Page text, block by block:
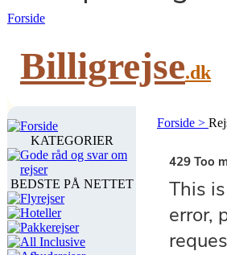
Forside
Billigrejse.dk
Forside
KATEGORIER
Gode råd og svar om
rejser
BEDSTE PÅ NETTET
Flyrejser
Hoteller
Pakkerejser
All Inclusive
Forside >